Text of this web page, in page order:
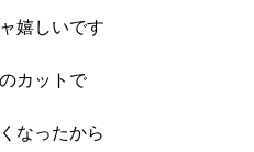
嬉しいです
カットで
なったから